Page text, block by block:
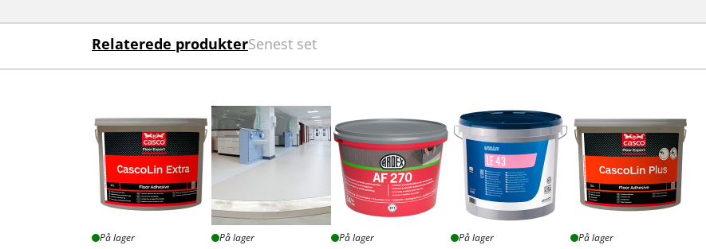
Relaterede produkterSenest set
På lager På lager På lager På lager På lager